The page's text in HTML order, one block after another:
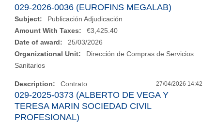
029-2026-0036 (EUROFINS MEGALAB)
Subject:
Publicación Adjudicación
Amount With Taxes:
€3,425.40
Date of award:
25/03/2026
Organizational Unit:
Dirección de Compras de Servicios
Sanitarios
27/04/2026 14:42
029-2025-0373 (ALBERTO DE VEGA Y
TERESA MARIN SOCIEDAD CIVIL
PROFESIONAL)
Description: Contrato